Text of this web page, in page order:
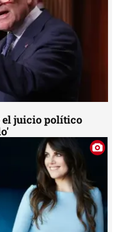
el juicio político